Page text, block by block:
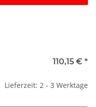
110,15 € *
Lieferzeit: 2 - 3 Werktage